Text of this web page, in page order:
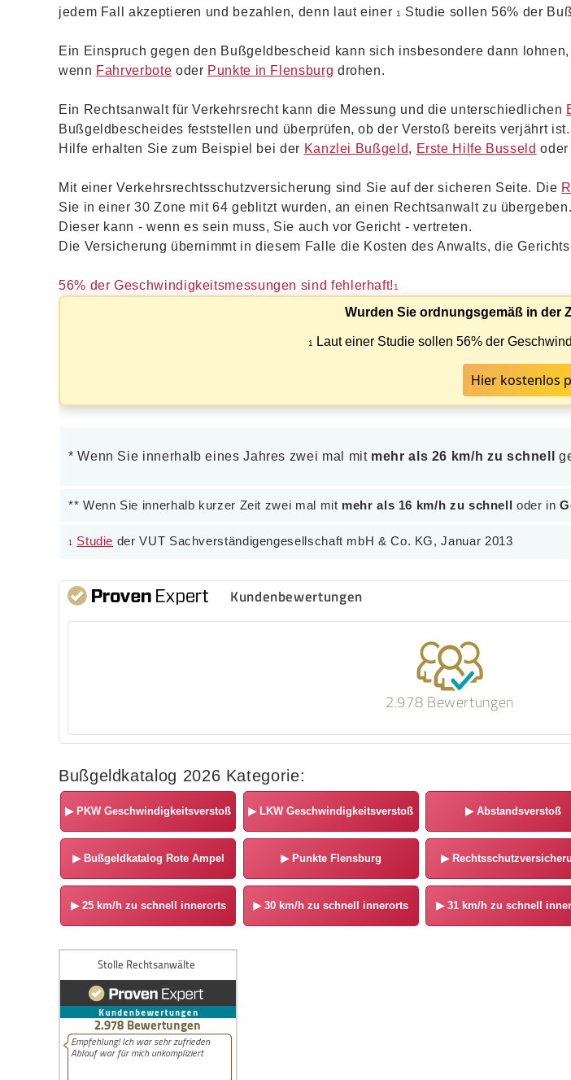
jedem Fall akzeptieren und bezahlen, denn laut einer 1 Studie sollen 56% der
Ein Einspruch gegen den Bußgeldbescheid kann sich insbesondere dann lohnen,
wenn Fahrverbote oder Punkte in Flensburg drohen.
Ein Rechtsanwalt für Verkehrsrecht kann die Messung und die unterschiedlichen
Bußgeldbescheides feststellen und überprüfen, ob der Verstoß bereits verjährt ist.
Hilfe erhalten Sie zum Beispiel bei der Kanzlei Bußgeld, Erste Hilfe Busseld oder
Mit einer Verkehrsrechtsschutzversicherung sind Sie auf der sicheren Seite. Die
Sie in einer 30 Zone mit 64 geblitzt wurden, an einen Rechtsanwalt zu übergeben.
Dieser kann - wenn es sein muss, Sie auch vor Gericht - vertreten.
Die Versicherung übernimmt in diesem Falle die Kosten des Anwalts, die
56% der Geschwindigkeitsmessungen sind fehlerhaft! 1
Wurden Sie ordnungsgemäß in der
1 Laut einer Studie sollen 56% der
Hier kostenlos
* Wenn Sie innerhalb eines Jahres zwei mal mit mehr als 26 km/h zu schnell
** Wenn Sie innerhalb kurzer Zeit zwei mal mit mehr als 16 km/h zu schnell oder in
1 Studie der VUT Sachverständigengesellschaft mbH & Co. KG, Januar 2013
Kundenbewertungen
2.978 Bewertungen
Bußgeldkatalog 2026 Kategorie:
▶PKW Geschwindigkeitsverstoß ▶LKW Geschwindigkeitsverstoß ▶Abstandsverstoß
▶Bußgeldkatalog Rote Ampel ▶Punkte Flensburg ▶
▶25 km/h zu schnell innerorts ▶30 km/h zu schnell innerorts ▶31 km/h zu schnell